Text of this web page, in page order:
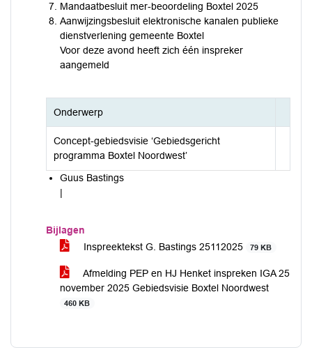
Mandaatbesluit mer-beoordeling Boxtel 2025
Aanwijzingsbesluit elektronische kanalen publieke
dienstverlening gemeente Boxtel
Voor deze avond heeft zich één inspreker
aangemeld
Onderwerp
Concept-gebiedsvisie ‘Gebiedsgericht
programma Boxtel Noordwest’
Guus Bastings
|
Bijlagen
Inspreektekst G. Bastings 25112025
79 KB
Afmelding PEP en HJ Henket inspreken IGA 25
november 2025 Gebiedsvisie Boxtel Noordwest
460 KB